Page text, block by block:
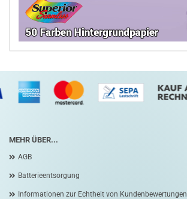
MEHR ÜBER...
AGB
Batterieentsorgung
Informationen zur Echtheit von Kundenbewertungen